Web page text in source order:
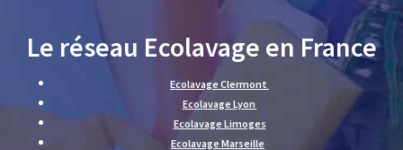
Le réseau Ecolavage en France
Ecolavage Clermont
Ecolavage Lyon
Ecolavage Limoges
Ecolavage Marseille